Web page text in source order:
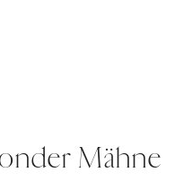
Mähne